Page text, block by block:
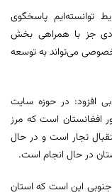
توانسته‌ایم پاسخگوی
جز با همراهی بخش
می‌تواند به توسعه
افزود: در حوزه سایت
افغانستان است که مرز
تجار است و در حال
در حال انجام است.
این است که استان